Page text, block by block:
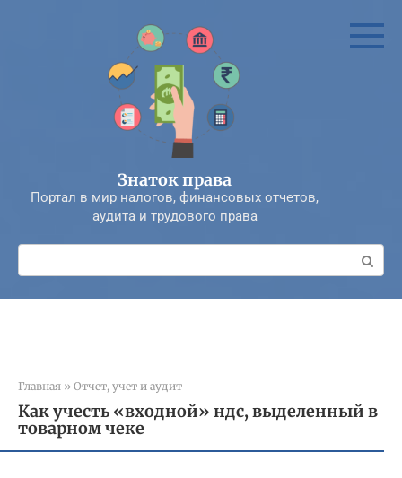
Знаток права
Портал в мир налогов, финансовых отчетов,
аудита и трудового права
Поиск:
Главная » Отчет, учет и аудит
Как учесть «входной» ндс, выделенный в
товарном чеке